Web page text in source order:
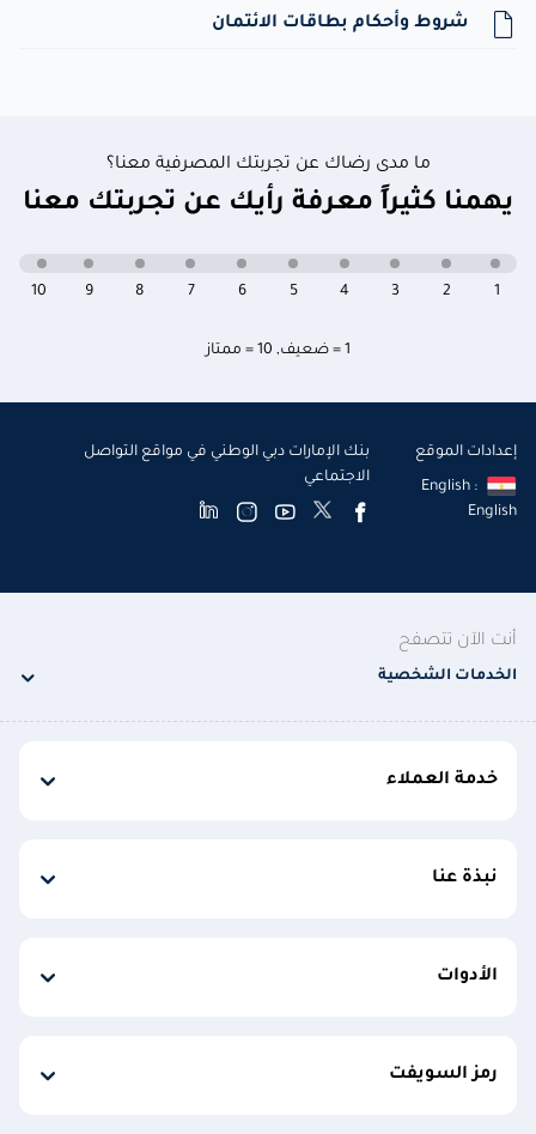
شروط وأحكام بطاقات الائتمان
ما مدى رضاك عن تجربتك المصرفية معنا؟
يهمنا كثيراً معرفة رأيك عن تجربتك معنا
1 = ضعيف , 10 = ممتاز
10 9 8 7 6 5 4 3 2 1
إعدادات الموقع
English :
English
بنك الإمارات دبي الوطني في مواقع التواصل
الاجتماعي
أنت الآن تتصفح
الخدمات الشخصية
خدمة العملاء
نبذة عنا
الأدوات
رمز السويفت